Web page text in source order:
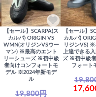
【セール】SCARPA(ス
カルパ) ORIGIN VS
WMN(オリジンVSウー
マン) ※最高のエント
リーシューズ ※初中級
者向けコンフォートモ
デル ※2024年新モデ
ル
19,800円
【セール】
カルパ)
リジンVS) ※
上達できる
ズ ※初中級
フォート